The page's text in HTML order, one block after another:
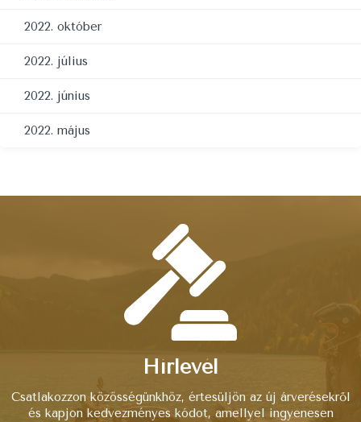
2022. október
2022. július
2022. június
2022. május
Hírlevél
Csatlakozzon közösségünkhöz, értesüljön az új árverésekről
és kapjon kedvezményes kódot, amellyel ingyenesen